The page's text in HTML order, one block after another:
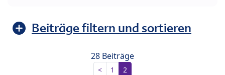
Beiträge filtern und sortieren
28 Beiträge
< 1 2